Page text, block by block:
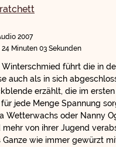
2007
24 Minuten 03 Sekunden
Winterschmied führt die in
auch als in sich
erzählt, die im
jede Menge Spannung
Wetterwachs oder Nanny
mehr von ihrer Jugend
Ganze wie immer gewürzt